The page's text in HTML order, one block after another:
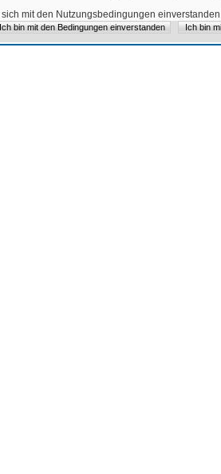
mit den Nutzungsbedingungen